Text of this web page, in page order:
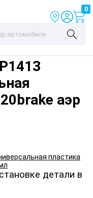
0
аэр
детали в